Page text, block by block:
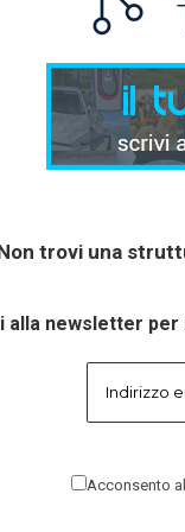
trovi una
alla newsletter per
Acconsento